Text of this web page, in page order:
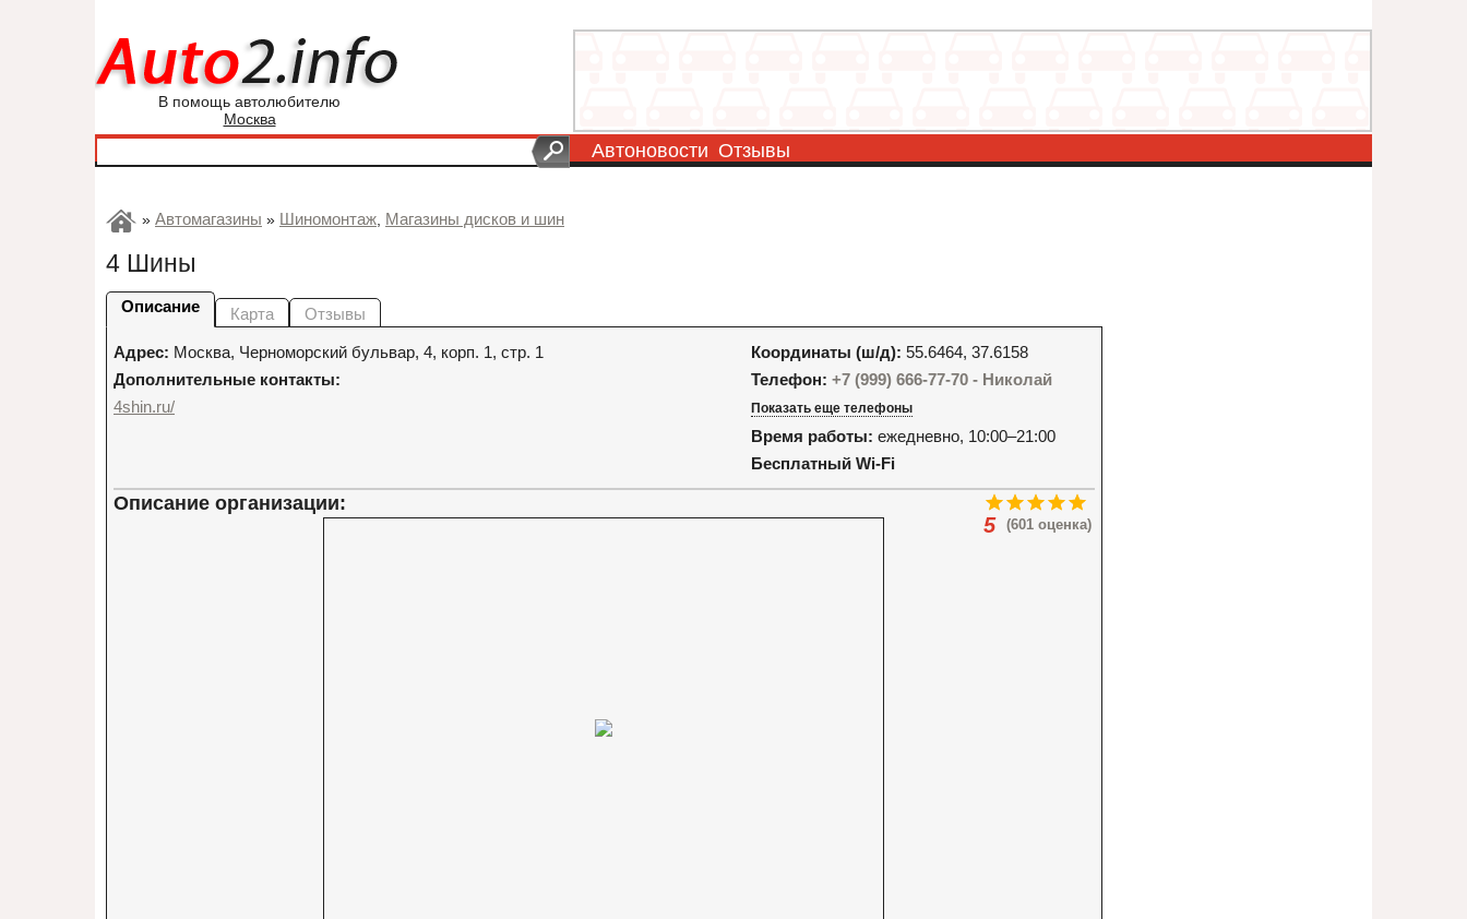
В помощь автолюбителю
Москва
Автоновости Отзывы
» Автомагазины » Шиномонтаж, Магазины дисков и шин
4 Шины
Описание Карта Отзывы
Адрес: Москва, Черноморский бульвар, 4, корп. 1, стр. 1
Дополнительные контакты:
4shin.ru/
Координаты (ш/д): 55.6464, 37.6158
Телефон: +7 (999) 666-77-70 - Николай
Показать еще телефоны
Время работы: ежедневно, 10:00–21:00
Бесплатный Wi-Fi
(601 оценка)
5
Описание организации: